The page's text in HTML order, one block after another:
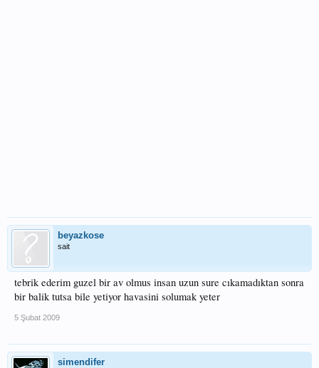
beyazkose
sait
tebrik ederim guzel bir av olmus insan uzun sure cıkamadıktan sonra
bir balik tutsa bile yetiyor havasini solumak yeter
5 Şubat 2009
simendifer